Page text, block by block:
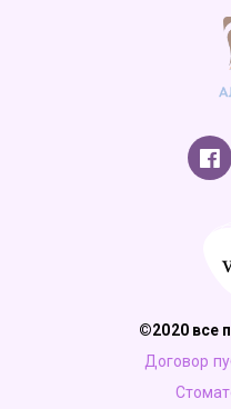
©2020 все
Договор